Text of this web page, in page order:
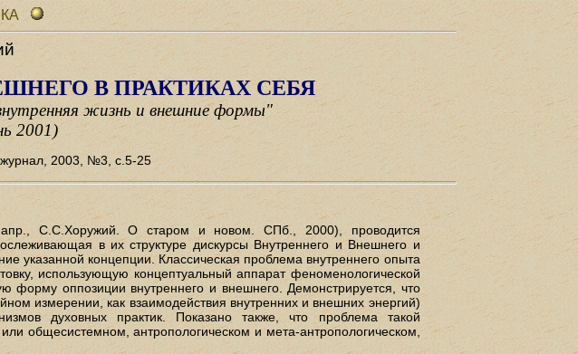
В ПРАКТИКАХ СЕБЯ
жизнь и внешние формы"
2001)
журнал, 2003, №3, с.5-25
С.С.Хоружий. О старом и новом. СПб., 2000), проводится
в их структуре дискурсы Внутреннего и Внешнего и
указанной концепции. Классическая проблема внутреннего опыта
использующую концептуальный аппарат феноменологической
оппозиции внутреннего и внешнего. Демонстрируется, что
измерении, как взаимодействия внутренних и внешних энергий)
духовных практик. Показано также, что проблема такой
общесистемном, антропологическом и мета-антропологическом,